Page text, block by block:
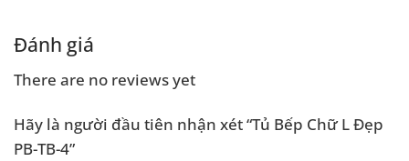
Đánh giá
There are no reviews yet
Hãy là người đầu tiên nhận xét “Tủ Bếp Chữ L Đẹp
PB-TB-4”